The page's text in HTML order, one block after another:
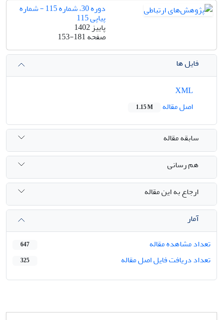
دوره 30، شماره 115 - شماره
پیاپی 115
پاییز 1402
صفحه153-181
فایل ها
اصل مقاله
1.15 M
سابقه مقاله
هم رسانی
ارجاع به این مقاله
آمار
تعداد مشاهده مقاله
647
تعداد دریافت فایل اصل مقاله 325